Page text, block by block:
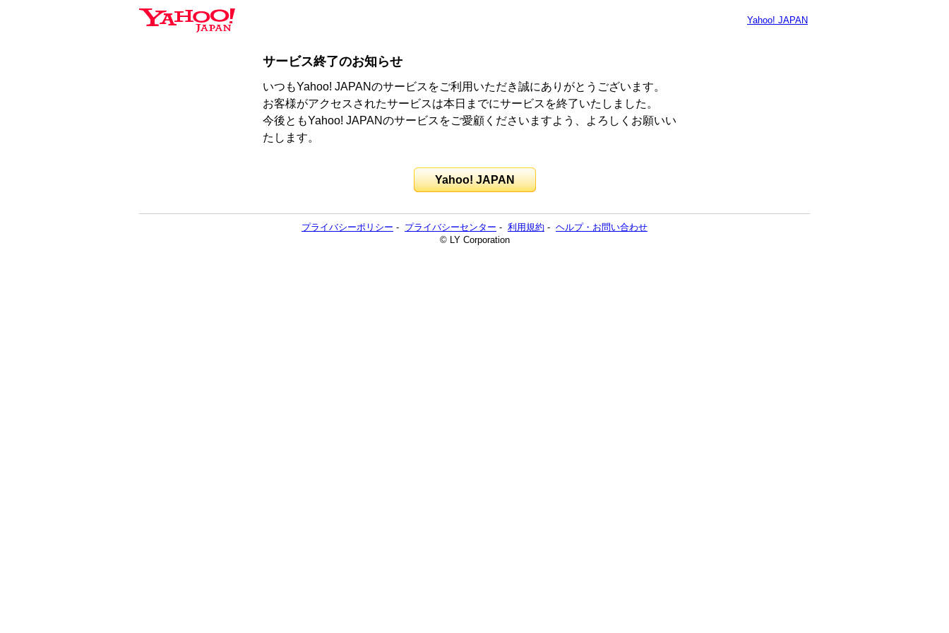
Yahoo! JAPAN
サービス終了のお知らせ
いつもYahoo! JAPANのサービスをご利用いただき誠にありがとうございます。
お客様がアクセスされたサービスは本日までにサービスを終了いたしました。
今後ともYahoo! JAPANのサービスをご愛顧くださいますよう、よろしくお願いい
たします。
Yahoo! JAPAN
プライバシーポリシー - プライバシーセンター - 利用規約 - ヘルプ・お問い合わせ
© LY Corporation